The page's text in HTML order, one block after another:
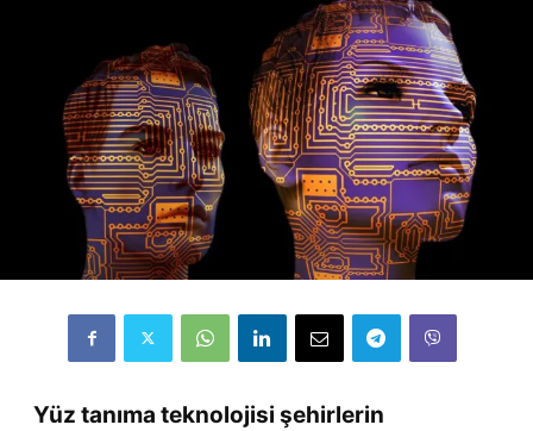
Yüz tanıma teknolojisi şehirlerin